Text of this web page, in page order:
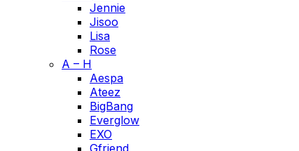
Jennie
Jisoo
Lisa
Rose
A – H
Aespa
Ateez
BigBang
Everglow
EXO
Gfriend